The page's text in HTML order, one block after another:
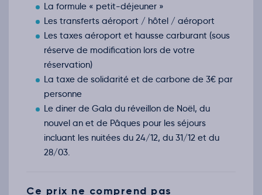
La formule « petit-déjeuner »
Les transferts aéroport / hôtel / aéroport
Les taxes aéroport et hausse carburant (sous
réserve de modification lors de votre
réservation)
La taxe de solidarité et de carbone de 3€ par
personne
Le diner de Gala du réveillon de Noël, du
nouvel an et de Pâques pour les séjours
incluant les nuitées du 24/12, du 31/12 et du
28/03.
Ce prix ne comprend pas